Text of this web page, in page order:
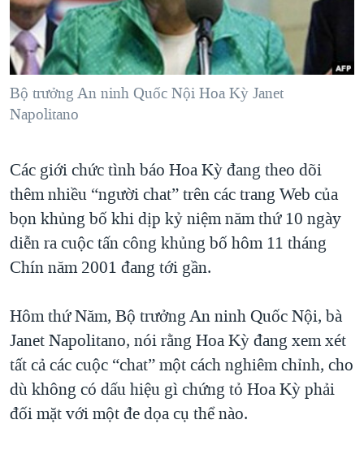
"Tìm"NGƯỜI VIỆT HẢI NGOẠI
ĐỜI SỐNG
KINH TẾ
KHOA HỌC
VĂN HOÁ
THỂ THAO
GIÁO DỤC
TẠI
HÀNH TRÌNH BẦU CỬ 2024
MỘT NĂM CHIẾN TRANH TẠI DẢI GAZA
GIẢI MÃ VÀNH ĐAI & CON ĐƯỜNG
NGÀY TỊ NẠN THẾ GIỚI
GROUND ZERO – XƯA VÀ NAY
CHI PHÍ CHIẾN TRANH AFGHANISTAN
CÁC GIÁ TRỊ CỘNG HÒA Ở VIỆT NAM
THƯỢNG ĐỈNH TRUMP-KIM TẠI VIỆT NAM
NGƯ DÂN VIỆT VÀ LÀN SÓNG TRỘM HẢI SÂM
QUAN HỆ VIỆT MỸ
VIDEO
NGHE
MẠNG XÃ HỘI
Ngôn ngữ khác
Bộ trưởng An ninh Quốc Nội Hoa Kỳ Janet
Napolitano
Các giới chức tình báo Hoa Kỳ đang theo dõi
thêm nhiều “người chat” trên các trang Web của
bọn khủng bố khi dịp kỷ niệm năm thứ 10 ngày
diễn ra cuộc tấn công khủng bố hôm 11 tháng
Chín năm 2001 đang tới gần.
Hôm thứ Năm, Bộ trưởng An ninh Quốc Nội, bà
Janet Napolitano, nói rằng Hoa Kỳ đang xem xét
tất cả các cuộc “chat” một cách nghiêm chỉnh, cho
dù không có dấu hiệu gì chứng tỏ Hoa Kỳ phải
đối mặt với một đe dọa cụ thể nào.